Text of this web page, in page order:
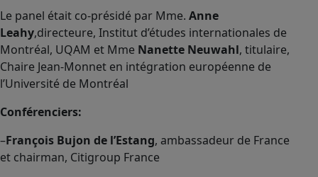
Le panel était co-présidé par Mme. Anne
Leahy,directeure, Institut d’études internationales de
Montréal, UQAM et Mme Nanette Neuwahl, titulaire,
Chaire Jean-Monnet en intégration européenne de
l’Université de Montréal
Conférenciers:
–François Bujon de l’Estang, ambassadeur de France
et chairman, Citigroup France